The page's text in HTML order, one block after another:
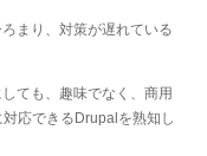
まり、対策が遅れている
ても、趣味でなく、商用
応できるDrupalを熟知し